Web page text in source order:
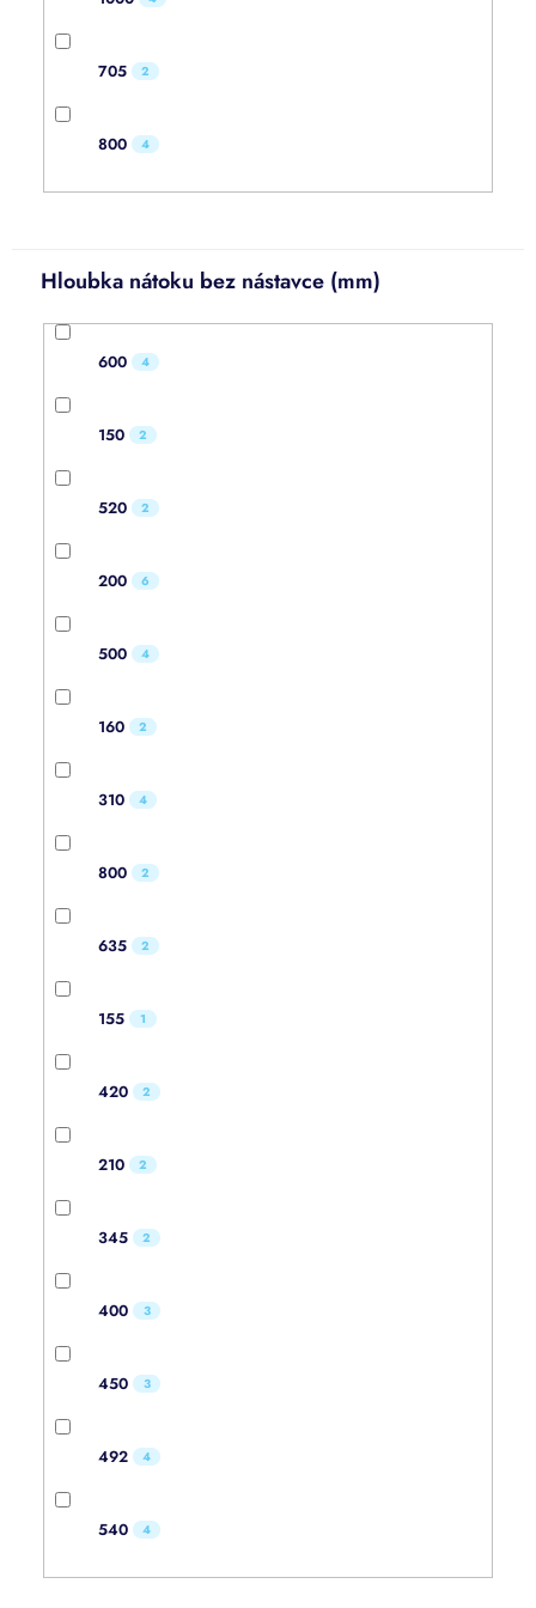
705 2
800 4
Hloubka nátoku bez nástavce (mm)
600 4
150 2
520 2
200 6
500 4
160 2
310 4
800 2
635 2
155 1
420 2
210 2
345 2
400 3
450 3
492 4
540 4